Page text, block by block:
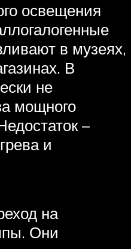
освещения
в музеях,
В
не
мощного
–
и
на
Они